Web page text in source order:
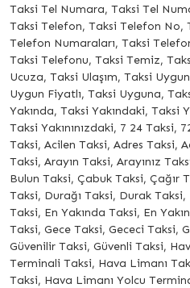
Taksi Tel Numara, Taksi Tel
Taksi Telefon, Taksi Telefon No,
Telefon Numaraları, Taksi
Taksi Telefonu, Taksi Temiz,
Ucuza, Taksi Ulaşım, Taksi
Uygun Fiyatlı, Taksi Uyguna,
Yakında, Taksi Yakındaki, Taksi
Taksi Yakınınızdaki, 7 24 Taksi,
Taksi, Acilen Taksi, Adres Taksi,
Taksi, Arayın Taksi, Arayınız
Bulun Taksi, Çabuk Taksi, Çağır
Taksi, Durağı Taksi, Durak Taksi,
Taksi, En Yakında Taksi, En
Taksi, Gece Taksi, Gececi Taksi,
Güvenilir Taksi, Güvenli Taksi,
Terminali Taksi, Hava Limanı
Taksi, Hava Limanı Yolcu